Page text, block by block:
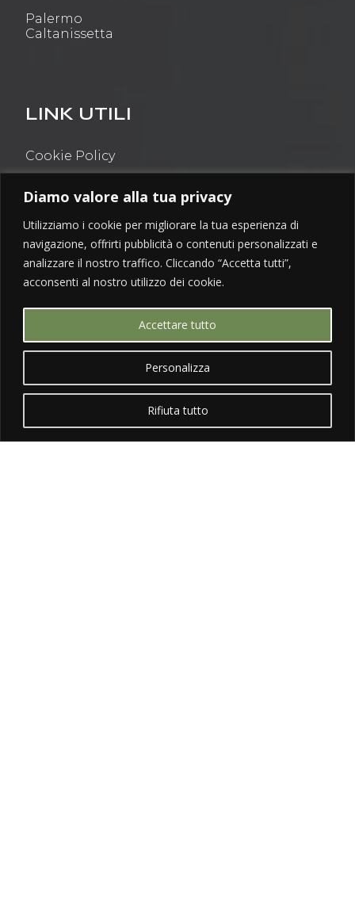
Diamo valore alla tua privacy
Utilizziamo i cookie per migliorare la tua esperienza di
navigazione, offrirti pubblicità o contenuti personalizzati e
analizzare il nostro traffico. Cliccando “Accetta tutti”,
acconsenti al nostro utilizzo dei cookie.
Personalizza
Rifiuta tutto
Accettare tutto
Palermo
Caltanissetta
LINK UTILI
Cookie Policy
Tutti i diritti sono riservati
GET IN TOUCH
 